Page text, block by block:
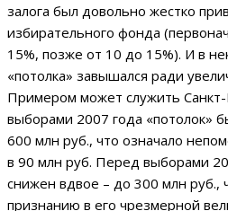
залога был довольно жестко
избирательного фонда
15%, позже от 10 до 15%). И в
«потолка» завышался ради
Примером может служить
выборами 2007 года «потолок»
600 млн руб., что означало
в 90 млн руб. Перед выборами
снижен вдвое – до 300 млн руб.,
признанию в его чрезмерной